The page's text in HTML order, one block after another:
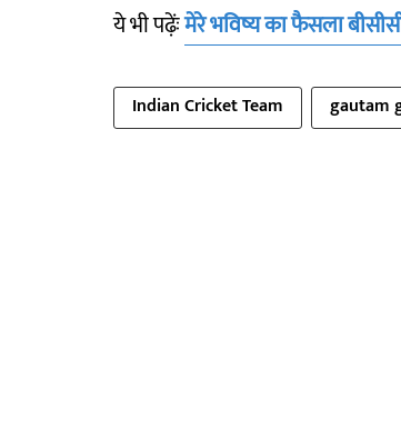
ये भी पढ़ेंःमेरे भविष्य का फैसला
Indian Cricket Team gautam